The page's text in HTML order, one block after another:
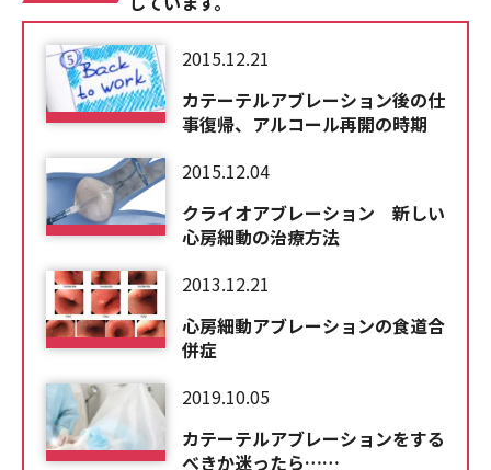
2015.12.21
カテーテルアブレーション後の仕
事復帰、アルコール再開の時期
2015.12.04
クライオアブレーション 新しい
心房細動の治療方法
2013.12.21
心房細動アブレーションの食道合
併症
2019.10.05
カテーテルアブレーションをする
べきか迷ったら……